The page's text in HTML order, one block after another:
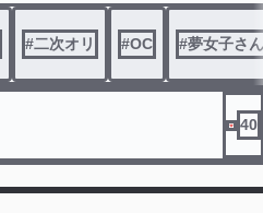
#二次オリ #OC #夢女子さ
40